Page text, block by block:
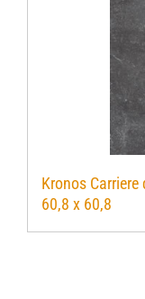
Kronos
60,8 x 60,8